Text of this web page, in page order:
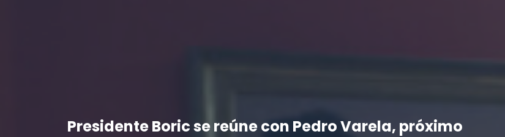
Presidente Boric se reúne con Pedro Varela, próximo